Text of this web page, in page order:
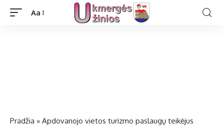
Aa
Pradžia » Apdovanojo vietos turizmo paslaugų teikėjus